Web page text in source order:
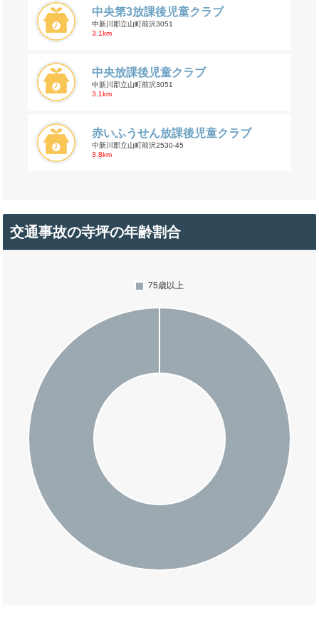
中央第3放課後児童クラブ
中新川郡立山町前沢3051
3.1km
中央放課後児童クラブ
中新川郡立山町前沢3051
3.1km
赤いふうせん放課後児童クラブ
中新川郡立山町前沢2530-45
3.8km
交通事故の寺坪の年齢割合